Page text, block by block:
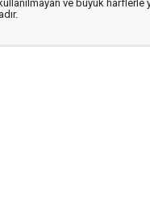
ve büyük harflerle